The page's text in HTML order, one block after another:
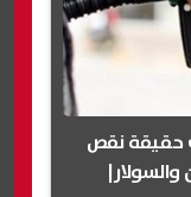
حقيقة نقص